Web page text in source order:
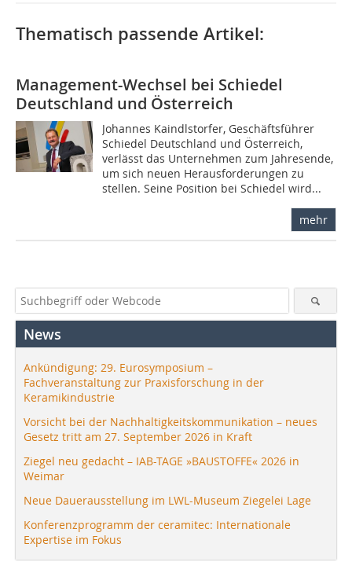
Thematisch passende Artikel:
Management-Wechsel bei Schiedel
Deutschland und Österreich
Johannes Kaindlstorfer, Geschäftsführer
Schiedel Deutschland und Österreich,
verlässt das Unternehmen zum Jahresende,
um sich neuen Herausforderungen zu
stellen. Seine Position bei Schiedel wird...
mehr
News
Ankündigung: 29. Eurosymposium –
Fachveranstaltung zur Praxisforschung in der
Keramikindustrie
Vorsicht bei der Nachhaltigkeitskommunikation – neues
Gesetz tritt am 27. September 2026 in Kraft
Ziegel neu gedacht – IAB-TAGE »BAUSTOFFE« 2026 in
Weimar
Neue Dauerausstellung im LWL-Museum Ziegelei Lage
Konferenzprogramm der ceramitec: Internationale
Expertise im Fokus